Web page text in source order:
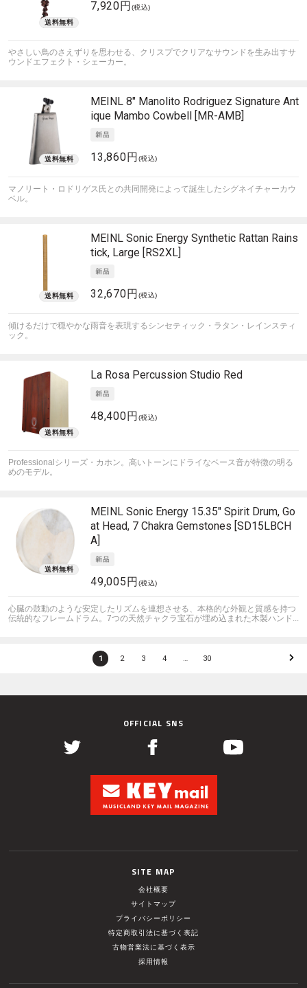
7,920円 (税込)
やさしい鳥のさえずりを思わせる、クリスプでクリアなサウンドを生み出すサ
ウンドエフェクト・シェーカー。
MEINL 8" Manolito Rodriguez Signature Ant
ique Mambo Cowbell [MR-AMB]
13,860円 (税込)
マノリート・ロドリゲス氏との共同開発によって誕生したシグネイチャーカウ
ベル。
MEINL Sonic Energy Synthetic Rattan Rains
tick, Large [RS2XL]
32,670円 (税込)
傾けるだけで穏やかな雨音を表現するシンセティック・ラタン・レインスティ
ック。
La Rosa Percussion Studio Red
48,400円 (税込)
Professionalシリーズ・カホン。高いトーンにドライなベース音が特徴の明る
めのモデル。
MEINL Sonic Energy 15.35" Spirit Drum, Go
at Head, 7 Chakra Gemstones [SD15LBCH
A]
49,005円 (税込)
心臓の鼓動のような安定したリズムを連想させる、本格的な外観と質感を持つ
伝統的なフレームドラム。7つの天然チャクラ宝石が埋め込まれた木製ハンド...
1 2 3 4 … 30
OFFICIAL SNS
SITE MAP
会社概要
サイトマップ
プライバシーポリシー
特定商取引法に基づく表記
古物営業法に基づく表示
採用情報